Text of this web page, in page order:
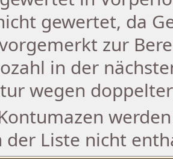
gewertet, da
zur
in der
wegen
der Liste nicht